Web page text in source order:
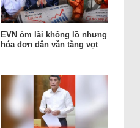
EVN ôm lãi khổng lồ nhưng
hóa đơn dân vẫn tăng vọt